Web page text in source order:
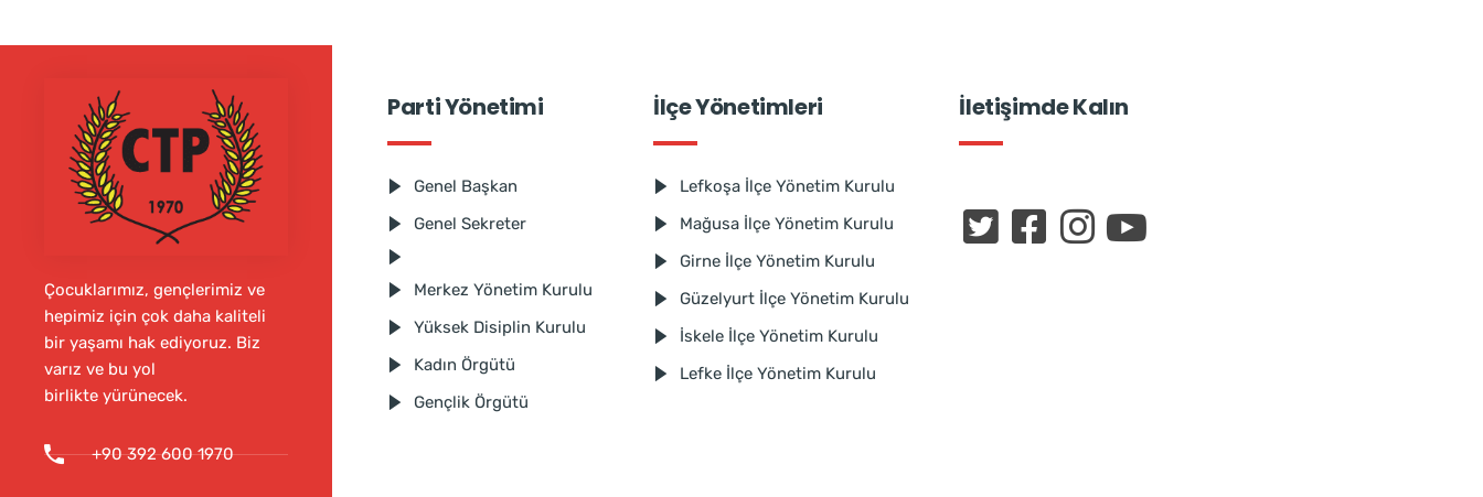
Çocuklarımız, gençlerimiz ve
hepimiz için çok daha kaliteli
bir yaşamı hak ediyoruz. Biz
varız ve bu yol
birlikte yürünecek.
+90 392 600 1970
Parti Yönetimi
Genel Başkan
Genel Sekreter
Merkez Yönetim Kurulu
Yüksek Disiplin Kurulu
Kadın Örgütü
Gençlik Örgütü
İlçe Yönetimleri
Lefkoşa İlçe Yönetim Kurulu
Mağusa İlçe Yönetim Kurulu
Girne İlçe Yönetim Kurulu
Güzelyurt İlçe Yönetim Kurulu
İskele İlçe Yönetim Kurulu
Lefke İlçe Yönetim Kurulu
İletişimde Kalın